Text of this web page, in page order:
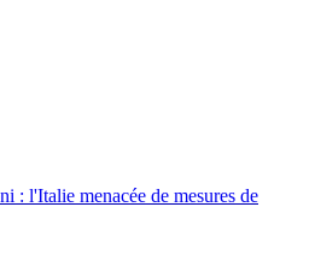
: l'Italie menacée de mesures de